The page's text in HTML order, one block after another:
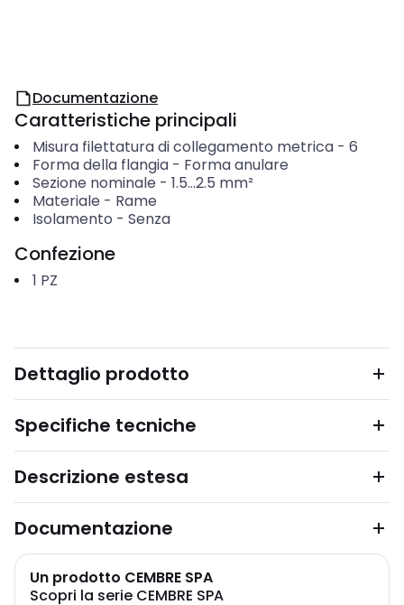
Documentazione
Caratteristiche principali
Misura filettatura di collegamento metrica- 6
Forma della flangia- Forma anulare
Sezione nominale - 1.5...2.5 mm²
Materiale - Rame
Isolamento - Senza
Confezione
1 PZ
Dettaglio prodotto
Specifiche tecniche
Descrizione estesa
Documentazione
Un prodotto CEMBRE SPA
Scopri la serie CEMBRE SPA